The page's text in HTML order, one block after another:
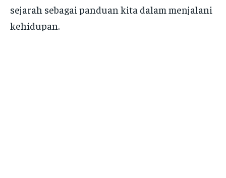
sejarah sebagai panduan kita dalam menjalani
kehidupan.